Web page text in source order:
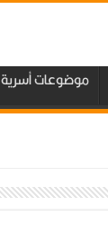
موضوعات أسرية